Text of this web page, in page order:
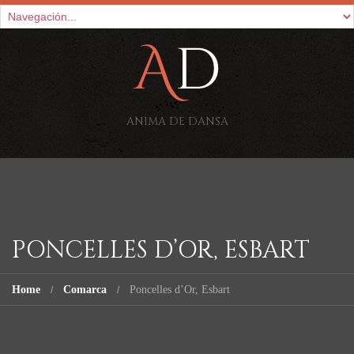
ANIMA DE DANSA
PONCELLES D’OR, ESBART
Home Comarca Poncelles d’Or, Esbart